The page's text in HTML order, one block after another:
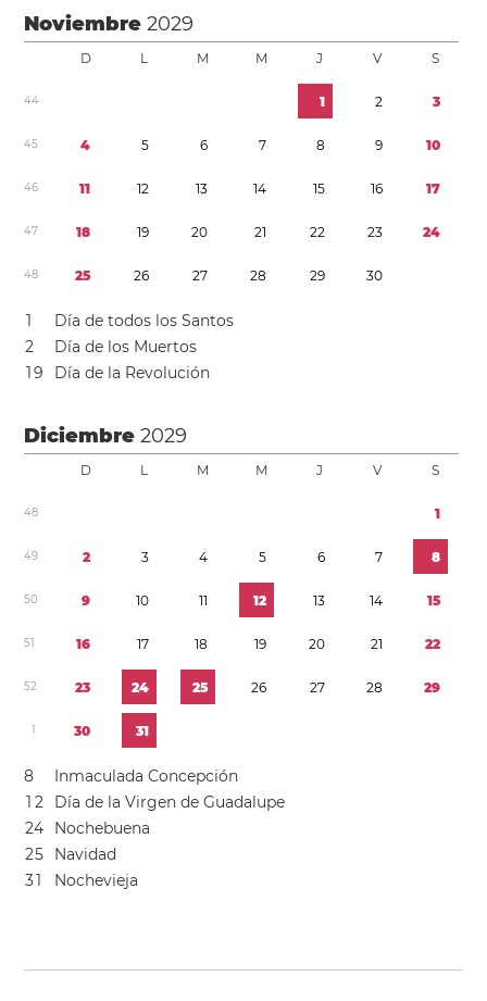
Noviembre2029
D L M M J V S
44 1 2 3
45 4 5 6 7 8 9 10
46 11 12 13 14 15 16 17
47 18 19 20 21 22 23 24
48 25 26 27 28 29 30
1
Día de todos los Santos
2
Día de los Muertos
19 Día de la Revolución
Diciembre2029
D L M M J V S
48 1
49 2 3 4 5 6 7 8
50 9 10 11 12 13 14 15
51 16 17 18 19 20 21 22
52 23 24 25 26 27 28 29
1 30 31
8
Inmaculada Concepción
1 2
Día de la Virgen de Guadalupe
24
Nochebuena
25
Navidad
31 Nochevieja